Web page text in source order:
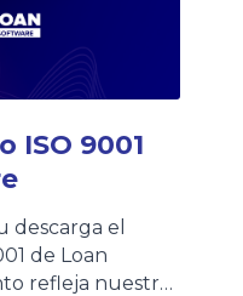
ISO 9001
descarga el
de Loan
refleja nuestro